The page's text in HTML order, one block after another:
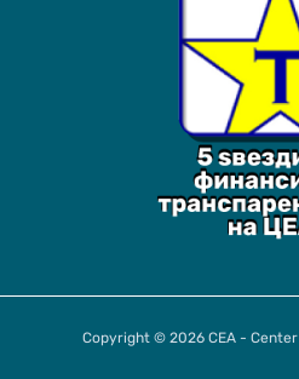
Copyright © 2026 CEA -